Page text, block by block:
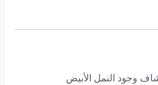
وجود النمل الأبيض